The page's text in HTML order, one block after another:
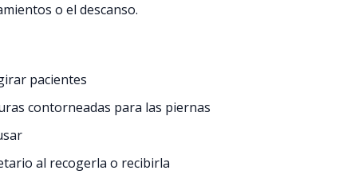
o el descanso.
pacientes
contorneadas para las piernas
al recogerla o recibirla